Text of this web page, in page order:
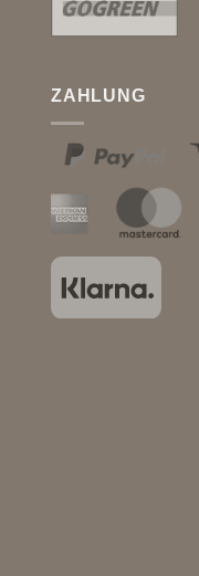
ZAHLUNG